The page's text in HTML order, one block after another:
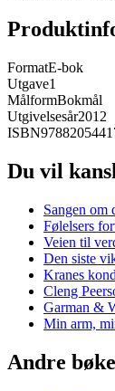
FormatE-bok
Utgave1
MålformBokmål
Utgivelsesår2012
ISBN
Du vil
Sangen om
Følelsers
Veien til
Den siste
Kranes
Cleng
Garman &
Min arm,
Andre